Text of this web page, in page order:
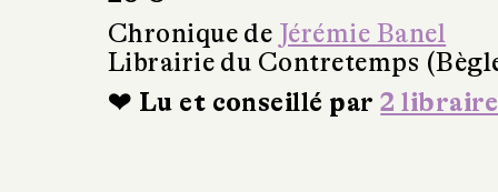
Chronique de Jérémie Banel
Librairie du Contretemps
❤ Lu et conseillé par2